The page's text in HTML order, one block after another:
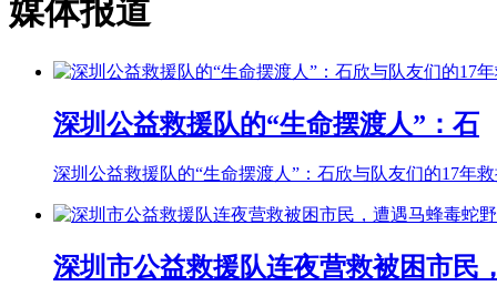
媒体报道
深圳公益救援队的“生命摆渡人”：石
深圳公益救援队的“生命摆渡人”：石欣与队友们的17年
深圳市公益救援队连夜营救被困市民